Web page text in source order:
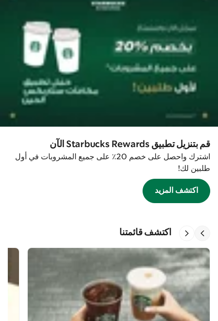
قم بتنزيل تطبيق Starbucks Rewards الآن
اشترك واحصل على خصم 20٪ على جميع المشروبات في أول
طلبين لك!
اكتشف المزيد
اكتشف قائمتنا